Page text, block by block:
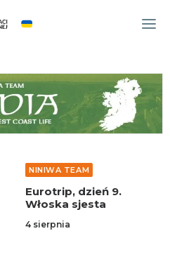
NINIWA TEAM
Eurotrip, dzień 9.
Włoska sjesta
4 sierpnia